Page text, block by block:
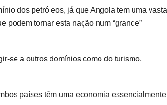
dos petróleos, já que Angola tem uma vasta
podem tornar esta nação num “grande”
se a outros domínios como do turismo,
países têm uma economia essencialmente